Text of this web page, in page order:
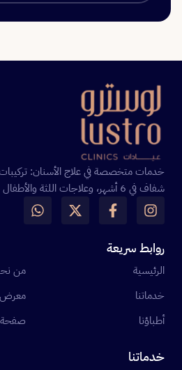
خدمات متخصصة في علاج الأسنان: تركيبات
شفاف في 6 أشهر، وعلاجات اللثة والأطفال بأحدث التقنيات.
روابط سريعة
الرئيسية
من
خدماتنا
معرض
أطباؤنا
صفحة
خدماتنا